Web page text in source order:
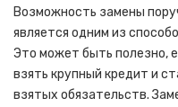
Возможность замены
является одним из
Это может быть полезно,
взять крупный кредит и
взятых обязательств.